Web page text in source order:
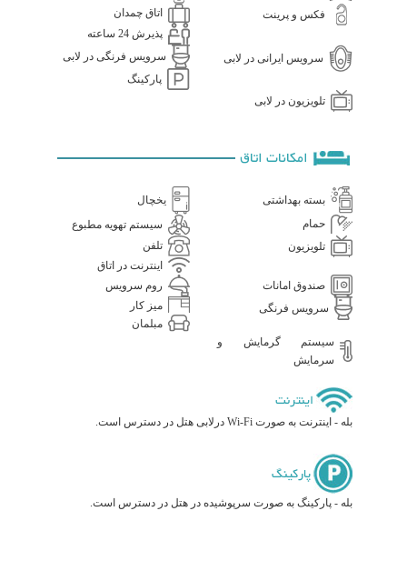
فکس و پرینت
اتاق چمدان
پذیرش 24 ساعته
سرویس ایرانی در لابی
سرویس فرنگی در لابی
پارکینگ
تلویزیون در لابی
امکانات اتاق
بسته بهداشتی
یخچال
حمام
سیستم تهویه مطبوع
تلویزیون
تلفن
اینترنت در اتاق
صندوق امانات
روم سرویس
سرویس فرنگی
میز کار
مبلمان
سیستم گرمایش و
سرمایش
اینترنت
بله - اینترنت به صورت Wi-Fi درلابی هتل در دسترس است.
پارکینگ
بله - پارکینگ به صورت سرپوشیده در هتل در دسترس است.